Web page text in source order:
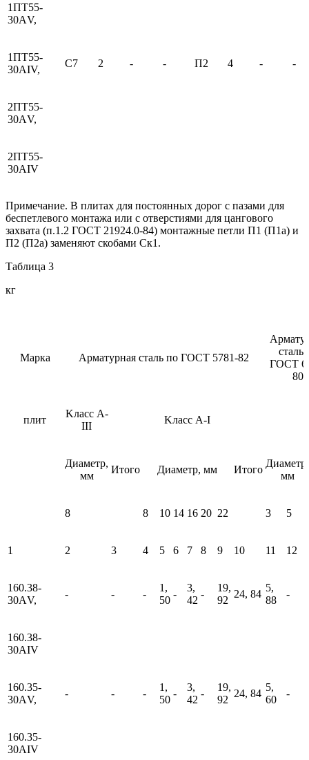
1ПТ55-
30АV,
1ПТ55-
30АIV,
С7 2 - - П2 4 - -
2ПТ55-
30АV,
2ПТ55-
30АIV
Примечание. В плитах для постоянных дорог с пазами для
беспетлевого монтажа или с отверстиями для цангового
захвата (п.1.2 ГОСТ 21924.0-84) монтажные петли П1 (П1а) и
П2 (П2а) заменяют скобами Ск1.
Таблица 3
кг
Марка Арматурная сталь по ГОСТ 5781-82
сталь
ГОСТ
80
плит
Kласс А-
III
Kласс А-I
Диаметр,
мм
Итого Диаметр, мм Итого
Диаметр,
мм
8 8 10 14 16 20 22 3 5
1 2 3 4 5 6 7 8 9 10 11 12
160.38-
30АV,
- - -
1,
50
-
3,
42
-
19,
92
24, 84
5,
88
-
160.38-
30АIV
160.35-
30АV,
- - -
1,
50
-
3,
42
-
19,
92
24, 84
5,
60
-
160.35-
30АIV